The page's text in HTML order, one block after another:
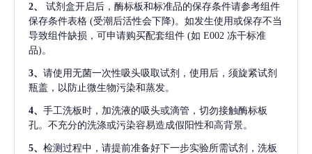
2、
试剂盒开启后，酶标板和标准品的保存条件请参考组件
保存条件表格 (受潮后活性会下降)。如发生使用或保存不当
导致组件缺损，可申请购买配套组件 (如 E002 冻干标准
品)。
3、 请使用无菌一次性吸头吸取试剂，使用后，须旋紧试剂
瓶盖，以防止微生物污染和蒸发。
4、 手工洗板时，加洗液的吸头或滴管，切勿接触酶标板
孔。不充分的洗涤或污染容易造成假阳性和高背景。
5、 检测过程中，请提前准备好下一步实验所需试剂，洗板